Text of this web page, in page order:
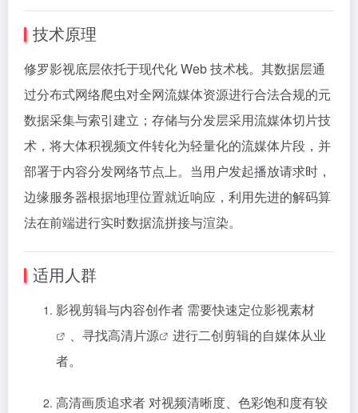
技术原理
修罗影视底层依托于现代化 Web 技术栈。其数据层通
过分布式网络爬虫对全网流媒体资源进行合法合规的元
数据采集与索引建立；存储与分发层采用流媒体切片技
术，将大体积视频文件转化为轻量化的流媒体片段，并
部署于内容分发网络节点上。当用户发起播放请求时，
边缘服务器根据地理位置就近响应，利用先进的解码算
法在前端进行实时数据流拼接与渲染。
适用人群
影视剪辑与内容创作者 需要快速定位影视素材
、寻找高清片源
进行二创剪辑的自媒体从业
者。
高清画质追求者 对视频清晰度、色彩饱和度有较